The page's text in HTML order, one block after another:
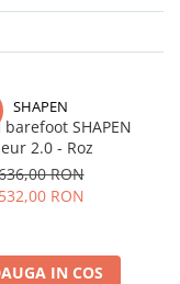
SHAPEN
barefoot SHAPEN
2.0 - Roz
RON
532,00 RON
IN COS